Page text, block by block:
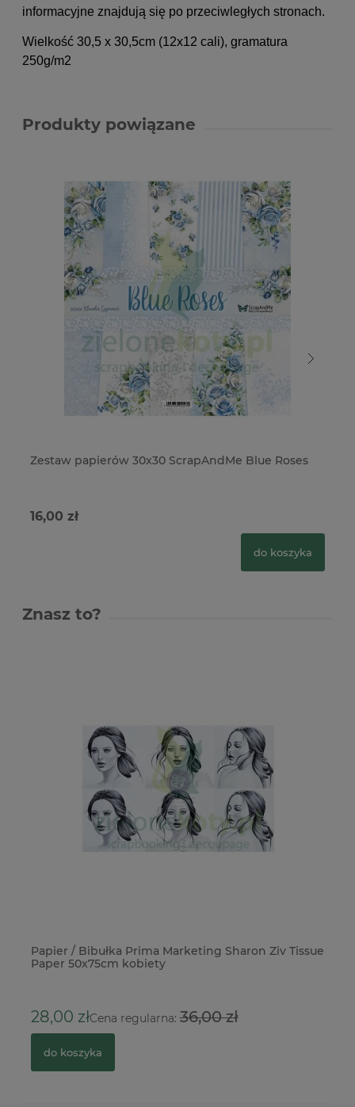
informacyjne znajdują się po przeciwległych stronach.
Wielkość 30,5 x 30,5cm (12x12 cali), gramatura
250g/m2
Produkty powiązane
Zestaw papierów 30x30 ScrapAndMe Blue Roses
16,00 zł
do koszyka
Znasz to?
Papier / Bibułka Prima Marketing Sharon Ziv Tissue
Paper 50x75cm kobiety
28,00 złCena regularna:36,00 zł
do koszyka